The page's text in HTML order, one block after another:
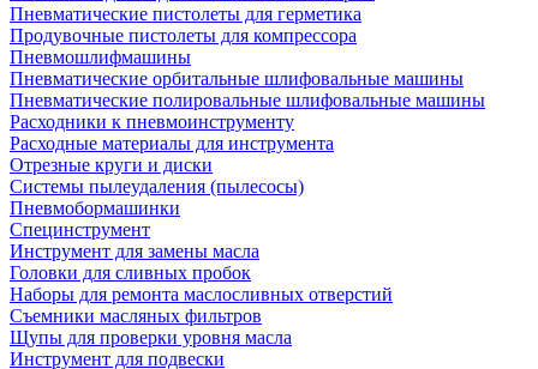
Пневматические пистолеты для герметика
Продувочные пистолеты для компрессора
Пневмошлифмашины
Пневматические орбитальные шлифовальные машины
Пневматические полировальные шлифовальные машины
Расходники к пневмоинструменту
Расходные материалы для инструмента
Отрезные круги и диски
Системы пылеудаления (пылесосы)
Пневмобормашинки
Специнструмент
Инструмент для замены масла
Головки для сливных пробок
Наборы для ремонта маслосливных отверстий
Съемники масляных фильтров
Щупы для проверки уровня масла
Инструмент для подвески